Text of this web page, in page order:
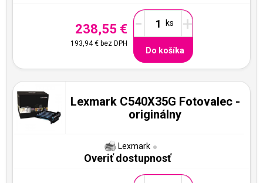
238,55 €
193,94 €bez DPH
- +
Do košíka
Lexmark C540X35G Fotovalec -
originálny
Lexmark
Overiť dostupnosť